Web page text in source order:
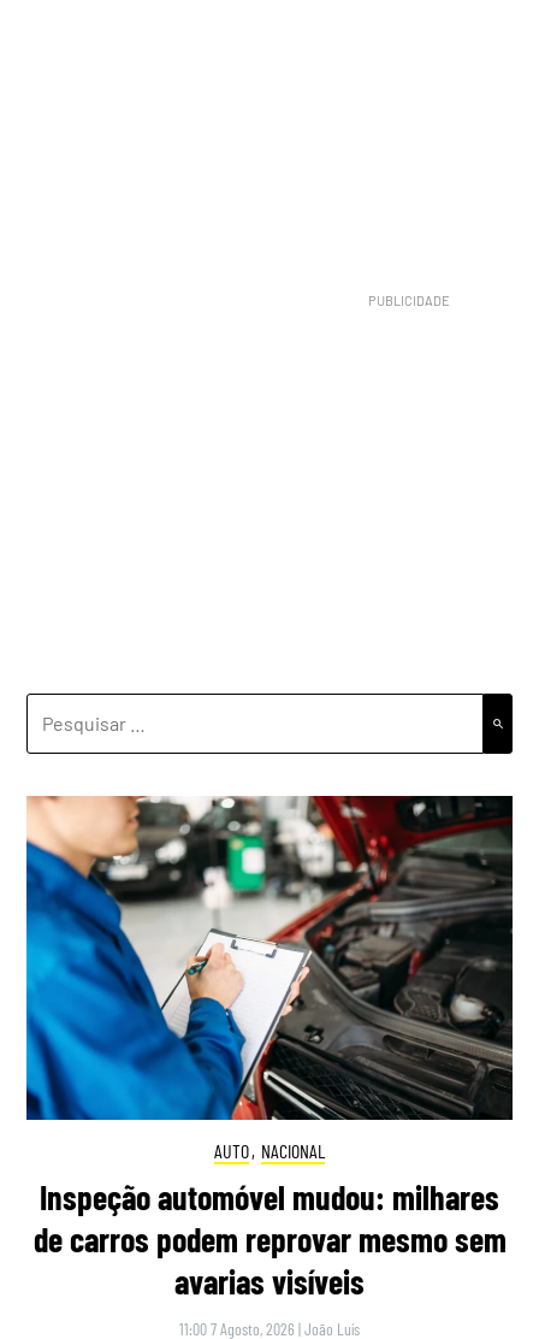
AUTO, NACIONAL
Inspeção automóvel mudou: milhares
de carros podem reprovar mesmo sem
avarias visíveis
11:00 7 Agosto, 2026 |João Luís